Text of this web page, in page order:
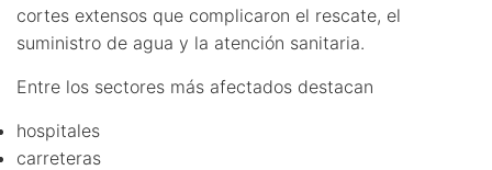
cortes extensos que complicaron el rescate, el
suministro de agua y la atención sanitaria.
Entre los sectores más afectados destacan
hospitales
carreteras